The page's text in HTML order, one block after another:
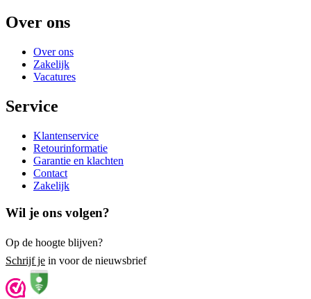
Over ons
Over ons
Zakelijk
Vacatures
Service
Klantenservice
Retourinformatie
Garantie en klachten
Contact
Zakelijk
Wil je ons volgen?
Op de hoogte blijven?
Schrijf je in voor de nieuwsbrief